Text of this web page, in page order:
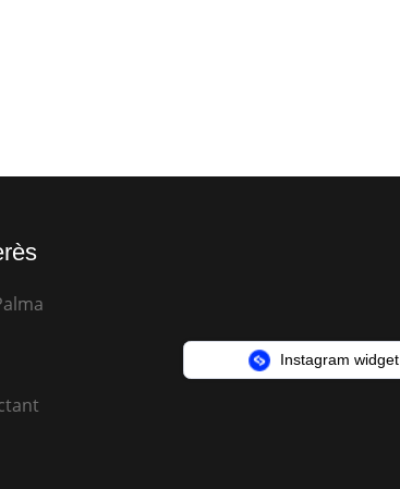
Instagram widget